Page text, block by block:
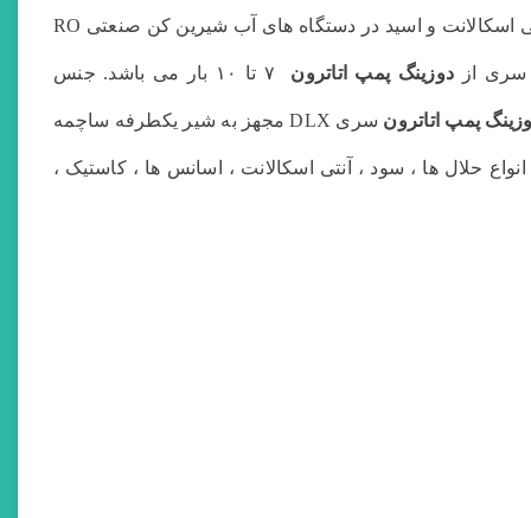
سری DLX علاوه بر انتخاب طراح در موارد مختلف برای تزریق کلر برای استخر ها و همچنین برای تزریق انتی اسکالانت و اسید در دستگاه های آب شیرین کن صنعتی RO
دوزینگ پمپ اتاترون ۷ تا ۱۰ بار می باشد. جنس
پمپ اتاترون سری DLX مجهز به شیر یکطرفه ساچمه
حلال ها ، سود ، آنتی اسکالانت ، اسانس ها ، کاستیک ،